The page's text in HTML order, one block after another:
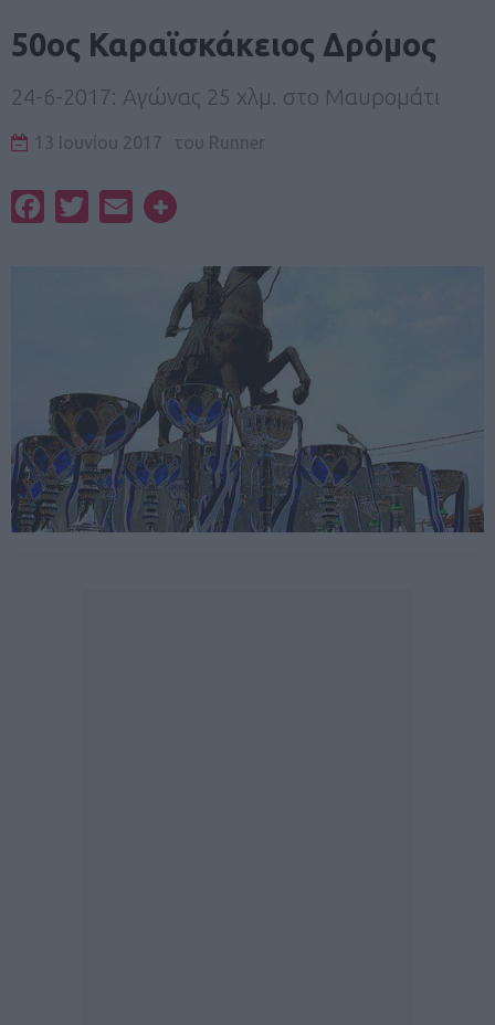
50ος Καραϊσκάκειος Δρόμος
24-6-2017: Αγώνας 25 χλμ. στο Μαυρομάτι
13 Ιουνίου 2017 του Runner
FacebookTwitterEmail